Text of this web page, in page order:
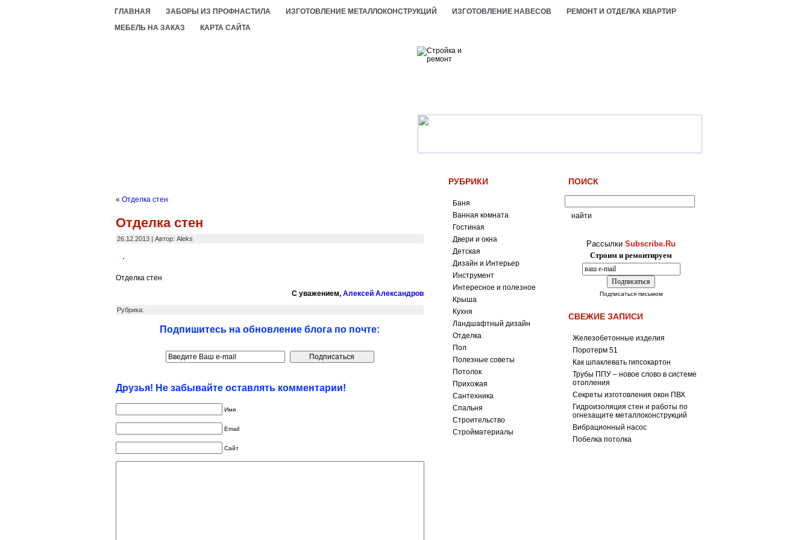
ГЛАВНАЯ ЗАБОРЫ ИЗ ПРОФНАСТИЛА ИЗГОТОВЛЕНИЕ МЕТАЛЛОКОНСТРУКЦИЙ ИЗГОТОВЛЕНИЕ НАВЕСОВ
РЕМОНТ И ОТДЕЛКА КВАРТИР
МЕБЕЛЬ НА ЗАКАЗ
КАРТА САЙТА
« Отделка стен
Отделка стен
26.12.2013 | Автор: Aleks
Отделка стен
С уважением, Алексей Александров
Рубрика:
Подпишитесь на обновление блога по почте:
Друзья! Не забывайте оставлять комментарии!
Имя
Email
Сайт
РУБРИКИ
Баня
Ванная комната
Гостиная
Двери и окна
Детская
Дизайн и Интерьер
Инструмент
Интересное и полезное
Крыша
Кухня
Ландшафтный дизайн
Отделка
Пол
Полезные советы
Потолок
Прихожая
Сантехника
Спальня
Строительство
Стройматериалы
ПОИСК
Рассылки Subscribe.Ru
Строим и ремонтируем
Подписаться письмом
СВЕЖИЕ ЗАПИСИ
Железобетонные изделия
Поротерм 51
Как шпаклевать гипсокартон
Трубы ППУ – новое слово в системе
отопления
Секреты изготовления окон ПВХ
Гидроизоляция стен и работы по
огнезащите металлоконструкций
Вибрационный насос
Побелка потолка